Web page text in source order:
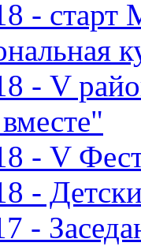
- старт
- V
- V
-
-